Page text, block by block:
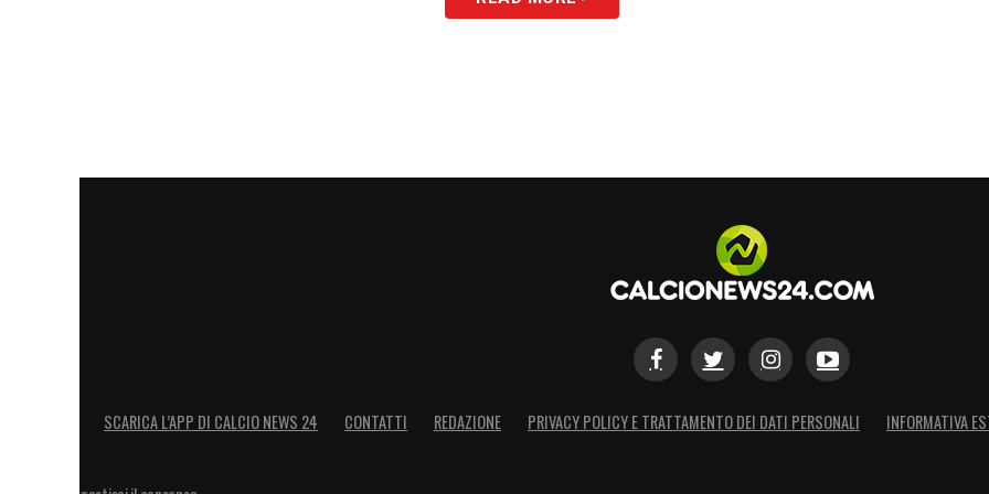
SCARICA L’APP DI CALCIO NEWS 24 CONTATTI REDAZIONE PRIVACY POLICY E TRATTAMENTO DEI DATI PERSONALI INFORMATIVA